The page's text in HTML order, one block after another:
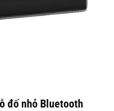
đố nhỏ Bluetooth